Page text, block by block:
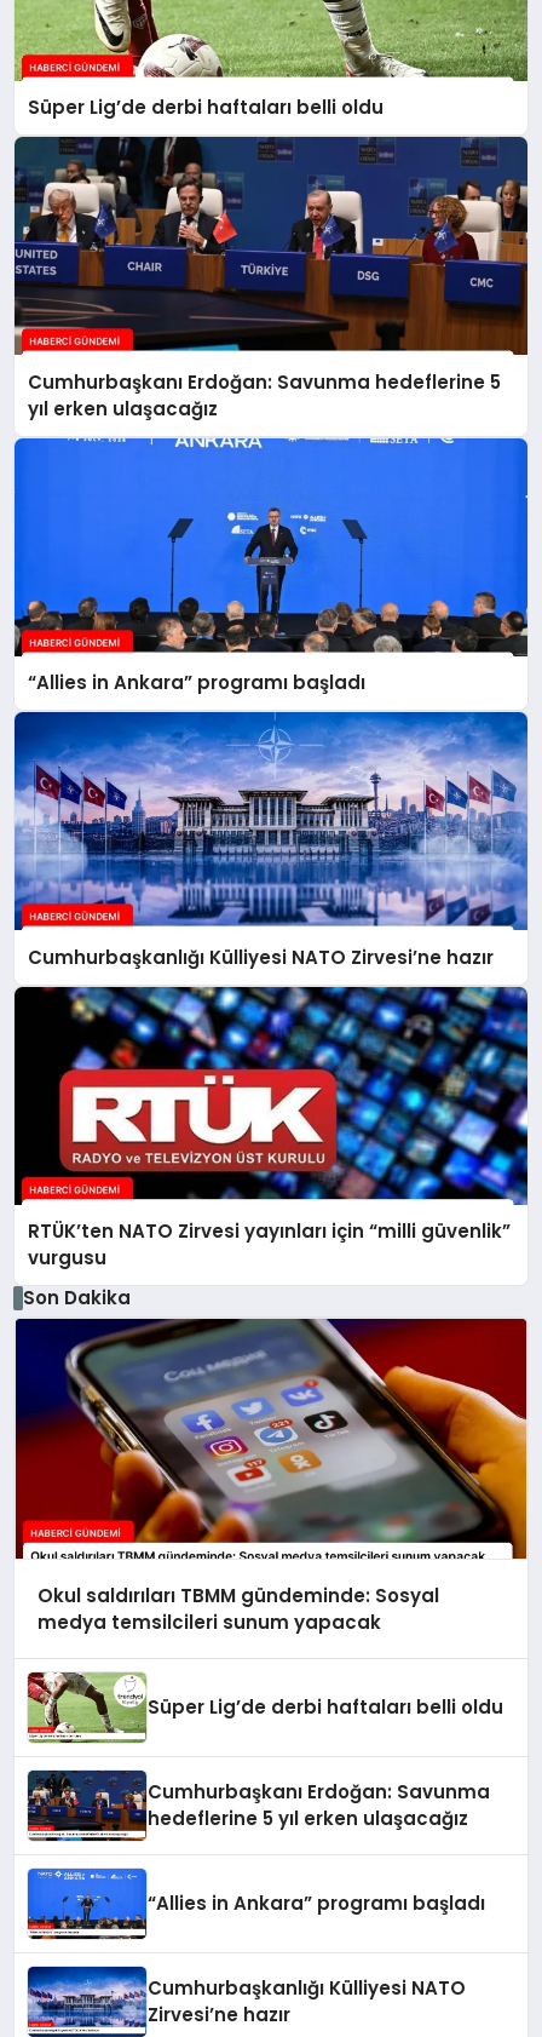
Süper Lig’de derbi haftaları belli oldu
Cumhurbaşkanı Erdoğan: Savunma hedeflerine 5
yıl erken ulaşacağız
“Allies in Ankara” programı başladı
Cumhurbaşkanlığı Külliyesi NATO Zirvesi’ne hazır
RTÜK’ten NATO Zirvesi yayınları için “milli güvenlik”
vurgusu
Son Dakika
Okul saldırıları TBMM gündeminde: Sosyal
medya temsilcileri sunum yapacak
Süper Lig’de derbi haftaları belli oldu
Cumhurbaşkanı Erdoğan: Savunma
hedeflerine 5 yıl erken ulaşacağız
“Allies in Ankara” programı başladı
Cumhurbaşkanlığı Külliyesi NATO
Zirvesi’ne hazır